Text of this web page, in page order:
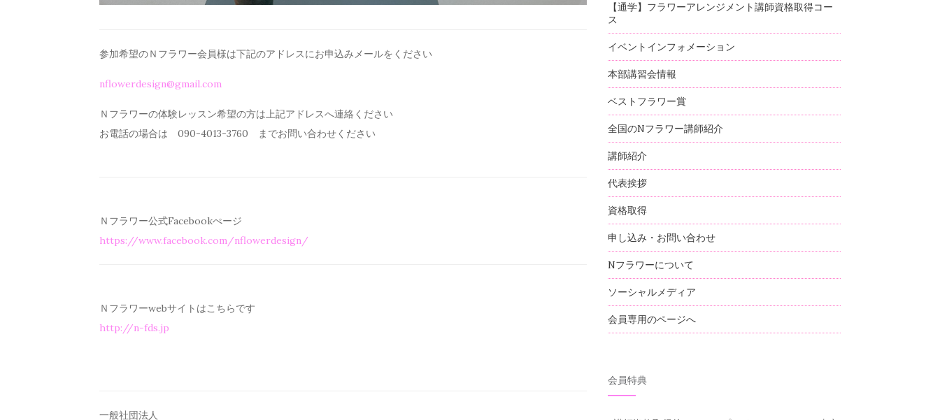
参加希望のＮフラワー会員様は下記のアドレスにお申込みメールを ください
nflowerdesign@gmail.com
Ｎフラワーの体験レッスン希望の方は上記アドレスへ連絡ください
お電話の場合は 090-4013-3760 までお問い合わせください
Ｎフラワー公式Facebookぺージ
https://www.facebook.com/nflowerdesign/
Ｎフラワーwebサイトはこちらです
http://n-fds.jp
一般社団法人
【通学】フラワーアレンジメント講師資格取得コー
ス
イベントインフォメーション
本部講習会情報
ベストフラワー賞
全国のNフラワー講師紹介
講師紹介
代表挨拶
資格取得
申し込み・お問い合わせ
Nフラワーについて
ソーシャルメディア
会員専用のページへ
会員特典